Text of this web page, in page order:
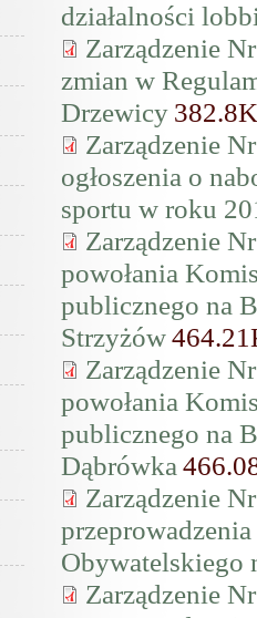
działalności
Zarządzenie
zmian w
Drzewicy
Zarządzenie
ogłoszenia o
sportu w roku
Zarządzenie
powołania
publicznego na
Strzyżów
Zarządzenie
powołania
publicznego na
Dąbrówka
Zarządzenie
Obywatelskiego
Zarządzenie